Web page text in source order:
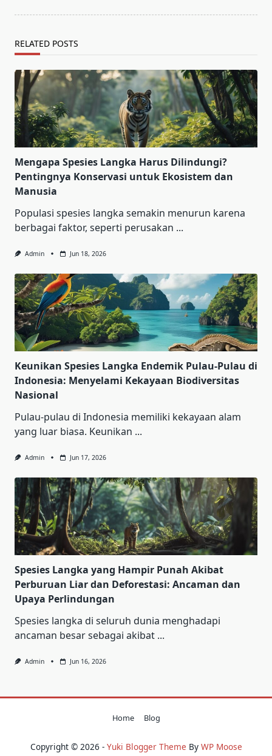
RELATED POSTS
Mengapa Spesies Langka Harus Dilindungi?
Pentingnya Konservasi untuk Ekosistem dan
Manusia
Populasi spesies langka semakin menurun karena
berbagai faktor, seperti perusakan ...
Admin Jun 18, 2026
Keunikan Spesies Langka Endemik Pulau-Pulau di
Indonesia: Menyelami Kekayaan Biodiversitas
Nasional
Pulau-pulau di Indonesia memiliki kekayaan alam
yang luar biasa. Keunikan ...
Admin Jun 17, 2026
Spesies Langka yang Hampir Punah Akibat
Perburuan Liar dan Deforestasi: Ancaman dan
Upaya Perlindungan
Spesies langka di seluruh dunia menghadapi
ancaman besar sebagai akibat ...
Admin Jun 16, 2026
Home Blog
Copyright © 2026 - Yuki Blogger Theme By WP Moose